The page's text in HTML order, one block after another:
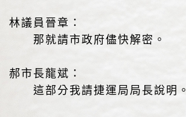
林議員晉章：
那就請市政府儘快解密。
郝市長龍斌：
這部分我請捷運局局長說明。